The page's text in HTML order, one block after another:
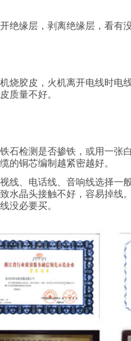
绝缘层，剥离绝缘层，看有
烧胶皮，火机离开电线时电
质量不好。
石检测是否掺铁，或用一张
的铜芯编制越紧密越好。
线、电话线、音响线选择一
水晶头接触不好，容易掉线
没必要买。